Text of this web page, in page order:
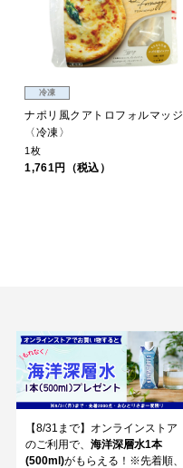
冷凍
ナポリ風クアトロフォルマッジ
〈冷凍〉
1枚
1,761円（税込）
【8/31まで】オンラインストア
のご利用で、 海洋深層水1本
(500ml)がもらえる！※先着順、